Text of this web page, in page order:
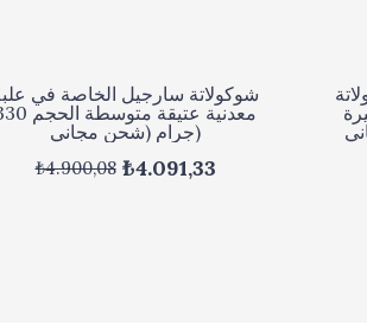
شوكولاتة سارجيل الخاصة في
معدنية عتيقة متوسطة
جرام (شحن مجاني)
₺4.091,33
₺4.900,08